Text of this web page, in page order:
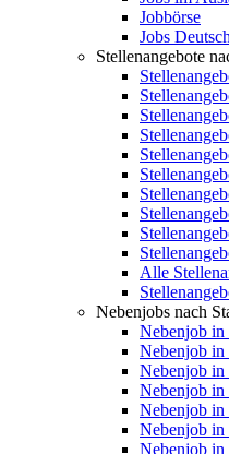
Jobbörse
Jobs
Stellenangebote
Alle
Nebenjobs nach
Nebenjob in
Nebenjob in
Nebenjob
Nebenjob in
Nebenjob in
Nebenjob
Nebenjob